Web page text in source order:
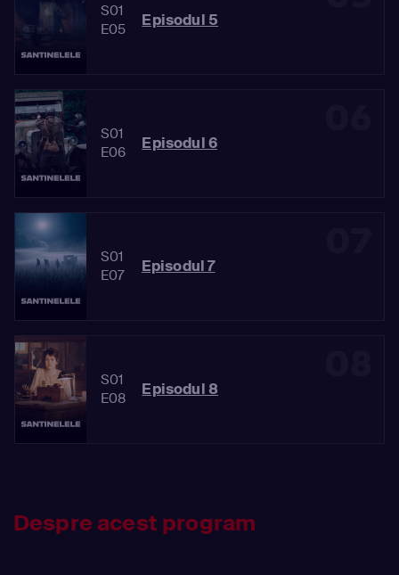
S01
E05
Episodul 5
S01
E06
Episodul 6
S01
E07
Episodul 7
S01
E08
Episodul 8
Despre acest program